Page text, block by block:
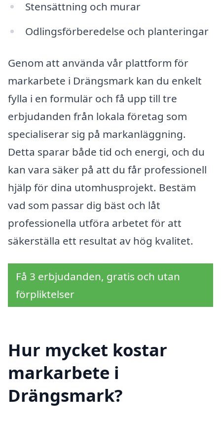
Stensättning och murar
Odlingsförberedelse och planteringar
Genom att använda vår plattform för
markarbete i Drängsmark kan du enkelt
fylla i en formulär och få upp till tre
erbjudanden från lokala företag som
specialiserar sig på markanläggning.
Detta sparar både tid och energi, och du
kan vara säker på att du får professionell
hjälp för dina utomhusprojekt. Bestäm
vad som passar dig bäst och låt
professionella utföra arbetet för att
säkerställa ett resultat av hög kvalitet.
Få 3 erbjudanden, gratis och utan
förpliktelser
Hur mycket kostar
markarbete i
Drängsmark?